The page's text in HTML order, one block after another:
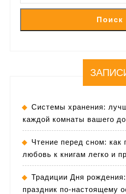
Поиск
Системы хранения:
каждой комнаты вашего
Чтение перед сном: как
любовь к книгам легко и
Традиции Дня
праздник по-настоящему